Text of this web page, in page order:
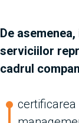
De
serviciilor
cadrul
certificarea